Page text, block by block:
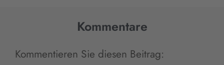
Kommentare
Kommentieren Sie diesen Beitrag: